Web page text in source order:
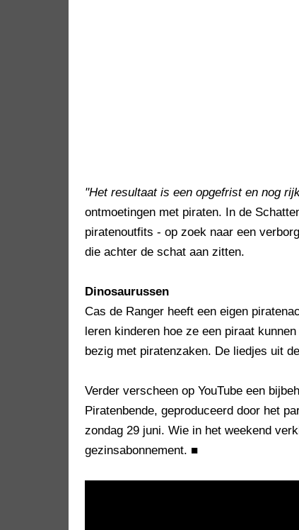
"Het resultaat is een opgefrist en nog
ontmoetingen met piraten. In de
piratenoutfits - op zoek naar een
die achter de schat aan zitten.
Dinosaurussen
Cas de Ranger heeft een eigen
leren kinderen hoe ze een piraat
bezig met piratenzaken. De liedjes uit
Verder verscheen op YouTube een
Piratenbende, geproduceerd door het
zondag 29 juni. Wie in het weekend
gezinsabonnement. ■